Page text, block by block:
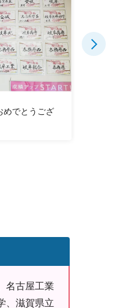
でとうござ
名古屋工業
、滋賀県立